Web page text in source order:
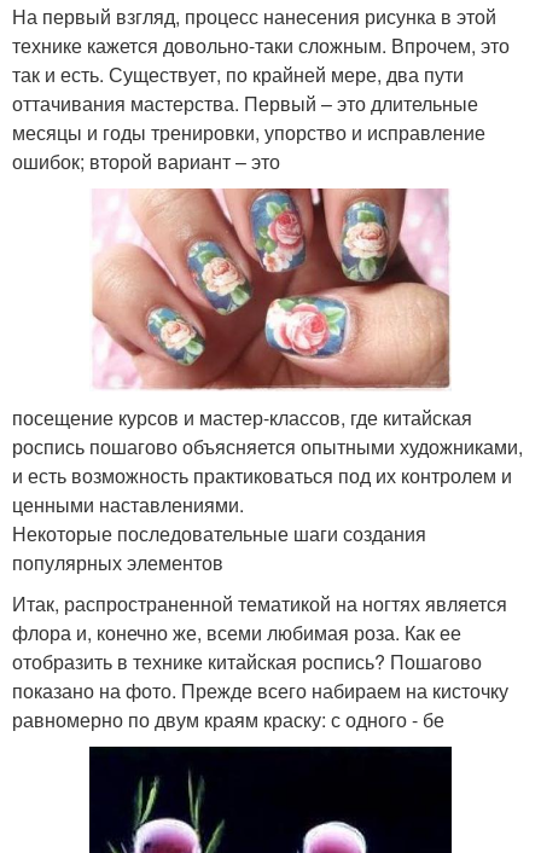
На первый взгляд, процесс нанесения рисунка в этой
технике кажется довольно-таки сложным. Впрочем, это
так и есть. Существует, по крайней мере, два пути
оттачивания мастерства. Первый – это длительные
месяцы и годы тренировки, упорство и исправление
ошибок; второй вариант – это
посещение курсов и мастер-классов, где китайская
роспись пошагово объясняется опытными художниками,
и есть возможность практиковаться под их контролем и
ценными наставлениями.
Некоторые последовательные шаги создания
популярных элементов
Итак, распространенной тематикой на ногтях является
флора и, конечно же, всеми любимая роза. Как ее
отобразить в технике китайская роспись? Пошагово
показано на фото. Прежде всего набираем на кисточку
равномерно по двум краям краску: с одного - бе